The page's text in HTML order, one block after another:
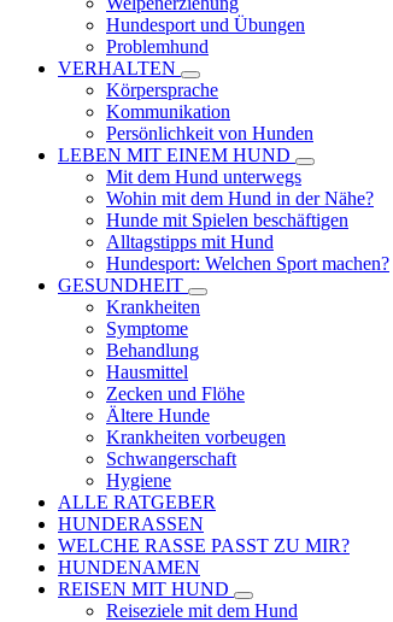
Hundesport und Übungen
Problemhund
VERHALTEN
Körpersprache
Kommunikation
Persönlichkeit von Hunden
LEBEN MIT EINEM HUND
Mit dem Hund unterwegs
Wohin mit dem Hund in der Nähe?
Hunde mit Spielen beschäftigen
Alltagstipps mit Hund
Hundesport: Welchen Sport machen?
GESUNDHEIT
Krankheiten
Symptome
Behandlung
Hausmittel
Zecken und Flöhe
Ältere Hunde
Krankheiten vorbeugen
Schwangerschaft
Hygiene
ALLE RATGEBER
HUNDERASSEN
WELCHE RASSE PASST ZU MIR?
HUNDENAMEN
REISEN MIT HUND
Reiseziele mit dem Hund